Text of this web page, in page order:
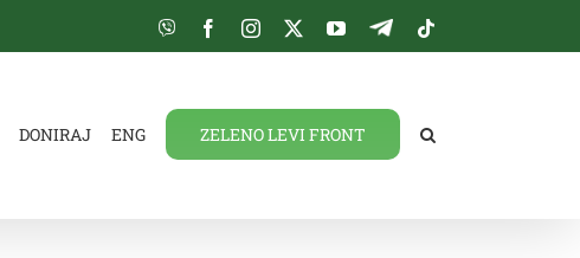
Viber FacebookInstagram
TwitterYouTube
Telegram
DONIRAJ ENG ZELENO LEVI FRONT